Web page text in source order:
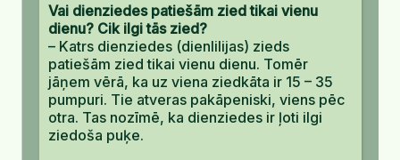
Vai dienziedes patiešām zied tikai vienu
dienu? Cik ilgi tās zied?
– Katrs dienziedes (dienlilijas) zieds
patiešām zied tikai vienu dienu. Tomēr
jāņem vērā, ka uz viena ziedkāta ir 15 – 35
pumpuri. Tie atveras pakāpeniski, viens pēc
otra. Tas nozīmē, ka dienziedes ir ļoti ilgi
ziedoša puķe.